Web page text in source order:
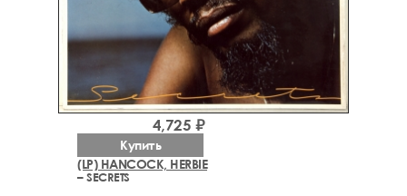
(LP) HANCOCK, HERBIE
– SECRETS
4,725 ₽
Купить